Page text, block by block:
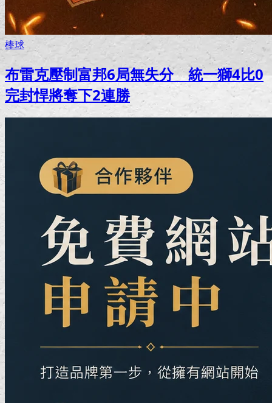
棒球
布雷克壓制富邦6局無失分 統一獅4比0
完封悍將奪下2連勝